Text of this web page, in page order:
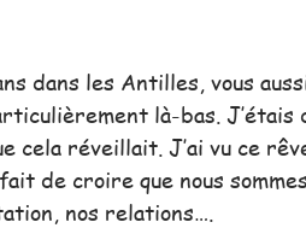
dans les Antilles, vous
là-bas.
cela réveillait. J’ai vu ce
de croire que nous
nos relations….